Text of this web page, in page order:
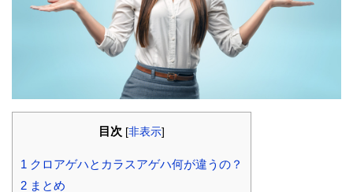
目次 [非表示]
1 クロアゲハとカラスアゲハ何が違うの？
2 まとめ